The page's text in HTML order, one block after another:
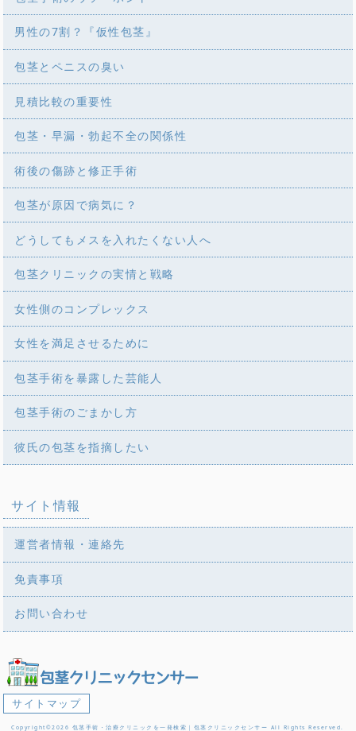
男性の7割？『仮性包茎』
包茎とペニスの臭い
見積比較の重要性
包茎・早漏・勃起不全の関係性
術後の傷跡と修正手術
包茎が原因で病気に？
どうしてもメスを入れたくない人へ
包茎クリニックの実情と戦略
女性側のコンプレックス
女性を満足させるために
包茎手術を暴露した芸能人
包茎手術のごまかし方
彼氏の包茎を指摘したい
サイト情報
運営者情報・連絡先
免責事項
お問い合わせ
サイトマップ
Copyright©2026 包茎手術・治療クリニックを一発検索｜包茎クリニックセンサー All Rights Reserved.